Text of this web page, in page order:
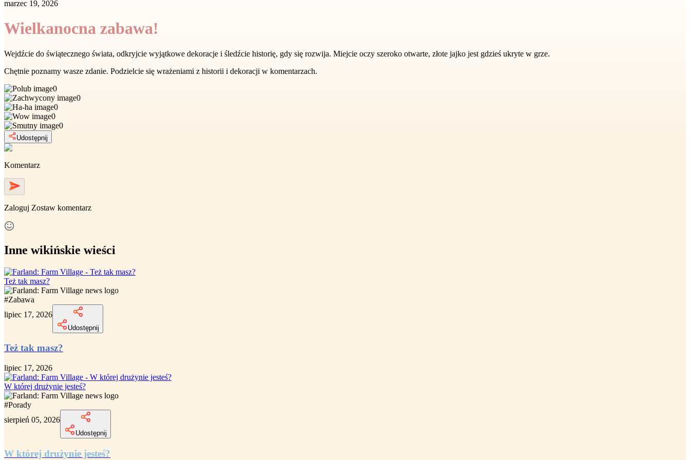
marzec 19, 2026
Wielkanocna zabawa!
Wejdźcie do świątecznego świata, odkryjcie wyjątkowe dekoracje i śledźcie historię, gdy się rozwija. Miejcie oczy szeroko otwarte, złote jajko jest gdzieś ukryte w grze.
Chętnie poznamy wasze zdanie. Podzielcie się wrażeniami z historii i dekoracji w komentarzach.
0
0
0
0
0
Udostępnij
Komentarz
Zaloguj Zostaw komentarz
Inne wikińskie wieści
Też tak masz?
#Zabawa
lipiec 17, 2026
Udostępnij
Też tak masz?
lipiec 17, 2026
W której drużynie jesteś?
#Porady
sierpień 05, 2026
Udostępnij
W której drużynie jesteś?